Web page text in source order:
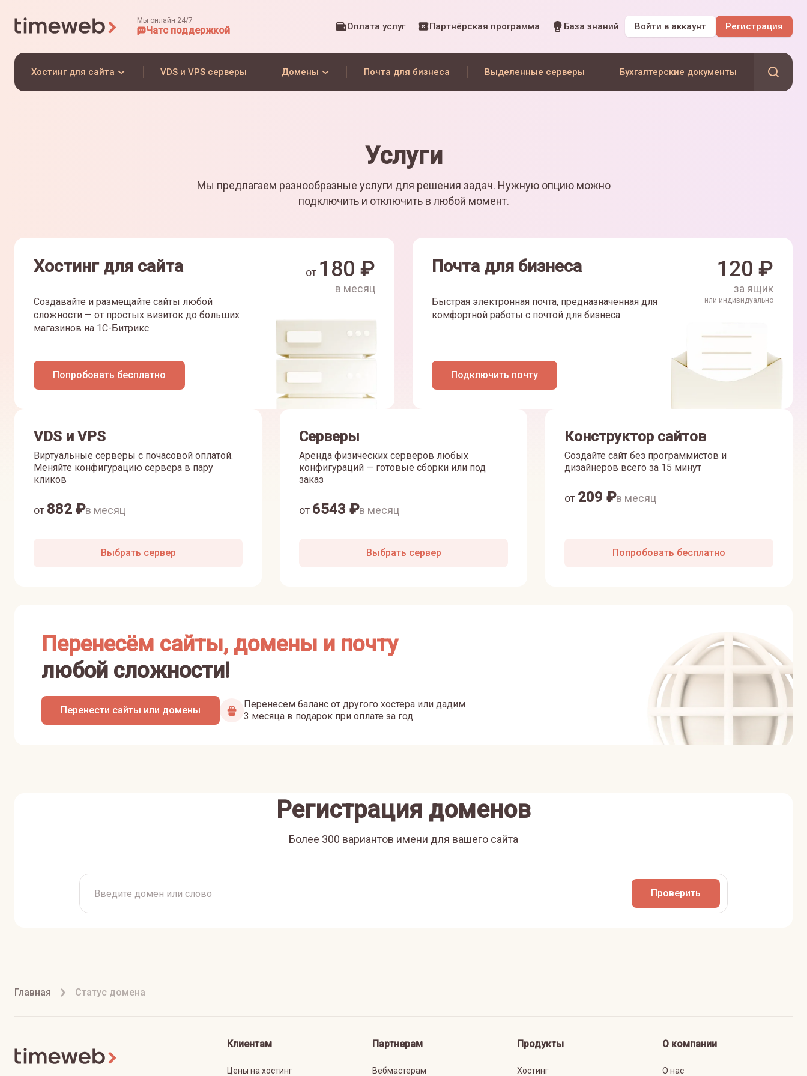
Мы онлайн 24/7
Чатс поддержкой Оплата услуг Партнёрская программа База знаний Войти в аккаунт Регистрация
Хостинг для сайта VDS и VPS серверы Домены Почта для бизнеса Выделенные серверы Бухгалтерские документы
Услуги
Мы предлагаем разнообразные услуги для решения задач. Нужную опцию можно
подключить и отключить в любой момент.
Хостинг для сайта
Создавайте и размещайте сайты любой
сложности — от простых визиток до больших
магазинов на 1С-Битрикс
Попробовать бесплатно
от 180 ₽
в месяц
Почта для бизнеса
Быстрая электронная почта, предназначенная для
комфортной работы с почтой для бизнеса
Подключить почту
120 ₽
за ящик
или индивидуально
VDS и VPS
Виртуальные серверы с почасовой оплатой.
Меняйте конфигурацию сервера в пару
кликов
от 882 ₽в месяц
Выбрать сервер
Серверы
Аренда физических серверов любых
конфигураций — готовые сборки или под
заказ
от 6543 ₽в месяц
Выбрать сервер
Конструктор сайтов
Создайте сайт без программистов и
дизайнеров всего за 15 минут
от 209 ₽в месяц
Попробовать бесплатно
Перенесём сайты, домены и почту
любой сложности!
Перенести сайты или домены
Перенесем баланс от другого хостера или дадим
3 месяца в подарок при оплате за год
Регистрация доменов
Более 300 вариантов имени для вашего сайта
Проверить
Главная Статус домена
Клиентам
Цены на хостинг
Партнерам
Вебмастерам
Продукты
Хостинг
О компании
О нас